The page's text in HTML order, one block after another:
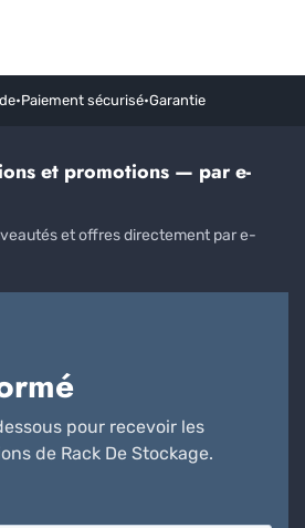
•Paiement sécurisé•Garantie
et promotions — par e-
et offres directement par e-
pour recevoir les
de Rack De Stockage.